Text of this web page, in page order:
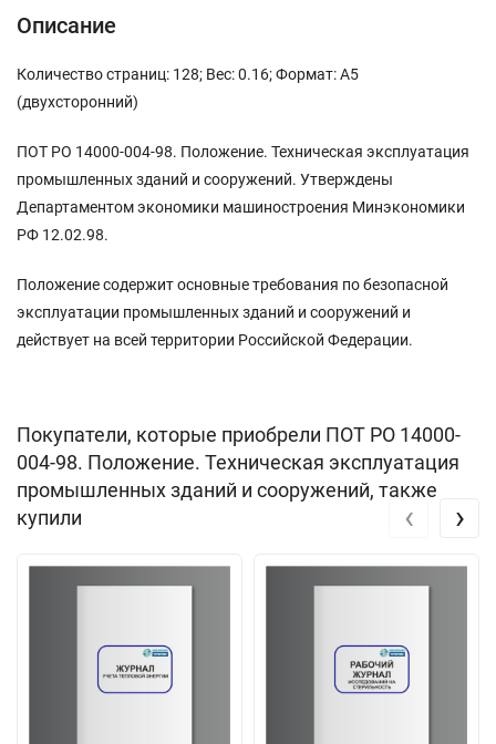
Описание
Количество страниц: 128; Вес: 0.16; Формат: А5
(двухсторонний)
ПОТ РО 14000-004-98. Положение. Техническая эксплуатация
промышленных зданий и сооружений. Утверждены
Департаментом экономики машиностроения Минэкономики
РФ 12.02.98.
Положение содержит основные требования по безопасной
эксплуатации промышленных зданий и сооружений и
действует на всей территории Российской Федерации.
Покупатели, которые приобрели ПОТ РО 14000-
004-98. Положение. Техническая эксплуатация
промышленных зданий и сооружений, также
купили
‹ ›